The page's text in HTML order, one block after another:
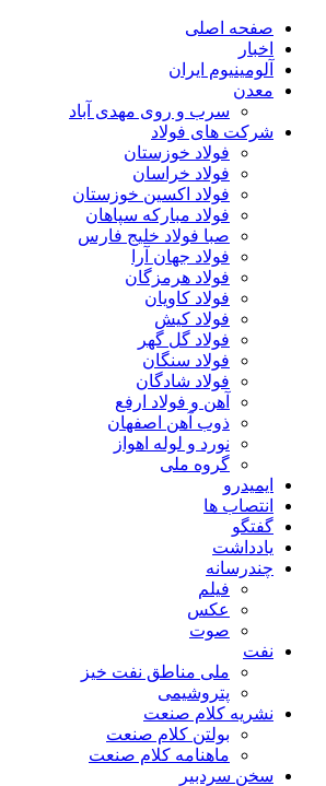
صفحه اصلی
اخبار
آلومینیوم ایران
معدن
سرب و روی مهدی آباد
شرکت های فولاد
فولاد خوزستان
فولاد خراسان
فولاد اکسین خوزستان
فولاد مبارکه سپاهان
صبا فولاد خلیج فارس
فولاد جهان آرا
فولاد هرمزگان
فولاد کاویان
فولاد کیش
فولاد گل گهر
فولاد سنگان
فولاد شادگان
آهن و فولاد ارفع
ذوب آهن اصفهان
نورد و لوله اهواز
گروه ملی
ایمیدرو
انتصاب ها
گفتگو
یادداشت
چندرسانه
فیلم
عکس
صوت
نفت
ملی مناطق نفت خیز
پتروشیمی
نشریه کلام صنعت
بولتن کلام صنعت
ماهنامه کلام صنعت
سخن سردبیر